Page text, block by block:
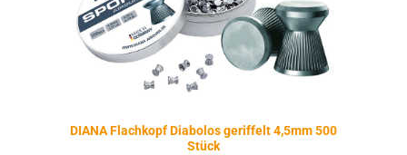
DIANA Flachkopf Diabolos geriffelt 4,5mm 500
Stück